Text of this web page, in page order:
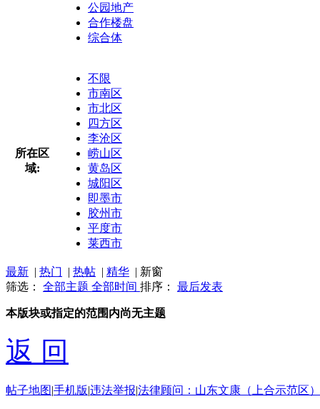
公园地产
合作楼盘
综合体
所在区
域:
不限
市南区
市北区
四方区
李沧区
崂山区
黄岛区
城阳区
即墨市
胶州市
平度市
莱西市
最新 | 热门 | 热帖 | 精华 | 新窗
筛选： 全部主题 全部时间 排序： 最后发表
本版块或指定的范围内尚无主题
返 回
帖子地图|手机版|违法举报|法律顾问：山东文康（上合示范区